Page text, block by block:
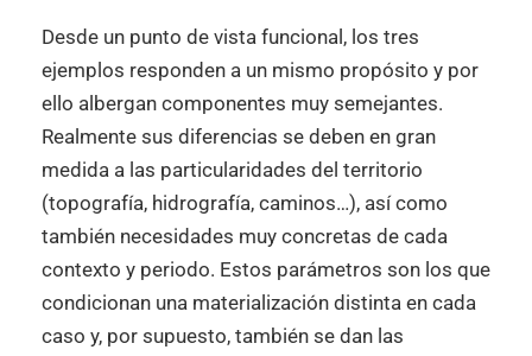
Desde un punto de vista funcional, los tres
ejemplos responden a un mismo propósito y por
ello albergan componentes muy semejantes.
Realmente sus diferencias se deben en gran
medida a las particularidades del territorio
(topografía, hidrografía, caminos…), así como
también necesidades muy concretas de cada
contexto y periodo. Estos parámetros son los que
condicionan una materialización distinta en cada
caso y, por supuesto, también se dan las